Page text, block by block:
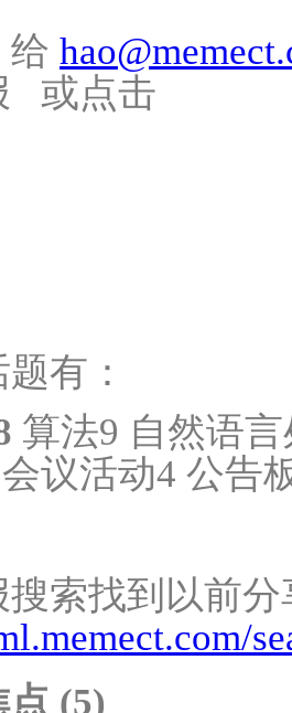
给
或点击
有：
算法9 自然语
议活动4 公告
搜索找到以前
(5)